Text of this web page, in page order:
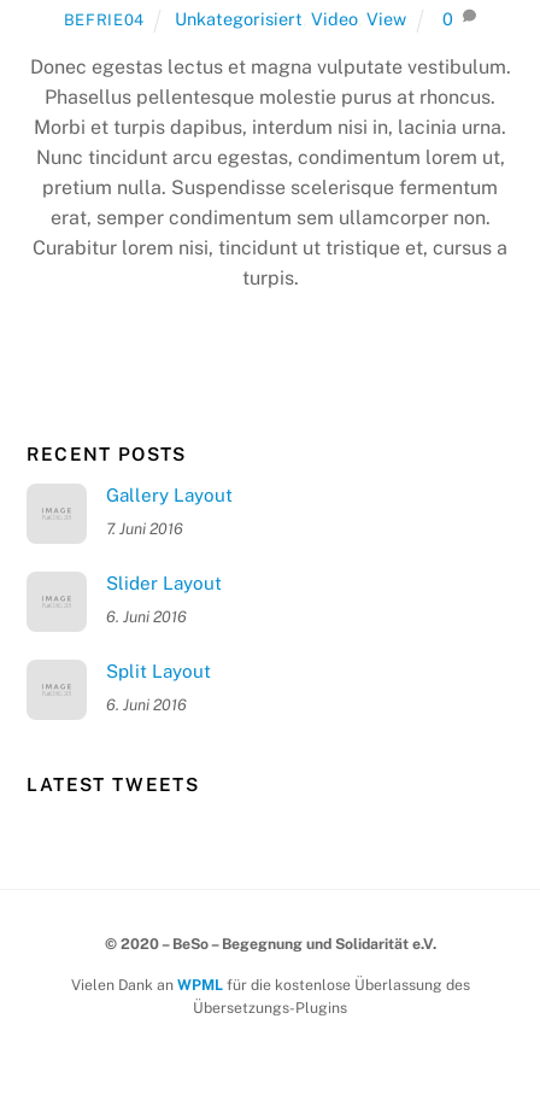
BEFRIE04 Unkategorisiert ,Video ,View 0
Donec egestas lectus et magna vulputate vestibulum.
Phasellus pellentesque molestie purus at rhoncus.
Morbi et turpis dapibus, interdum nisi in, lacinia urna.
Nunc tincidunt arcu egestas, condimentum lorem ut,
pretium nulla. Suspendisse scelerisque fermentum
erat, semper condimentum sem ullamcorper non.
Curabitur lorem nisi, tincidunt ut tristique et, cursus a
turpis.
RECENT POSTS
Gallery Layout
7. Juni 2016
Slider Layout
6. Juni 2016
Split Layout
6. Juni 2016
LATEST TWEETS
© 2020 – BeSo – Begegnung und Solidarität e.V.
Vielen Dank an WPMLfür die kostenlose Überlassung des
Übersetzungs-Plugins